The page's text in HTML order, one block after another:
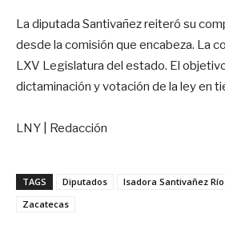
La diputada Santivañez reiteró su
desde la comisión que encabeza. La
LXV Legislatura del estado. El
dictaminación y votación de la ley en
LNY | Redacción
TAGS Diputados Isadora Santivañez
Zacatecas